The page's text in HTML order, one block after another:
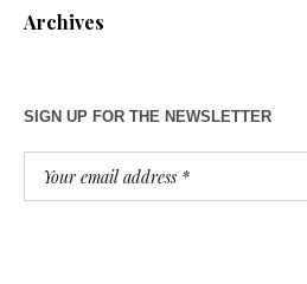
Archives
SIGN UP FOR THE NEWSLETTER